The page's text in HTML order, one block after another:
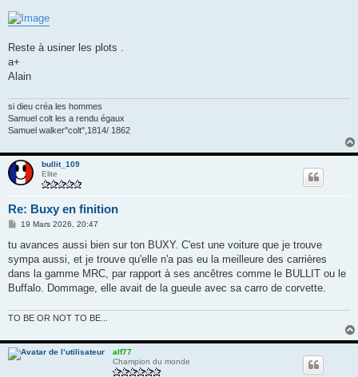
Reste à usiner les plots .
a+
Alain
si dieu créa les hommes
Samuel colt les a rendu égaux
Samuel walker"colt",1814/ 1862
bullit_109
Elite
Re: Buxy en finition
M
s
a
g
19 Mars 2026, 20:47
tu avances aussi bien sur ton BUXY. C'est une voiture que je trouve
sympa aussi, et je trouve qu'elle n'a pas eu la meilleure des carrières
dans la gamme MRC, par rapport à ses ancêtres comme le BULLIT ou le
Buffalo. Dommage, elle avait de la gueule avec sa carro de corvette.
TO BE OR NOT TO BE...
alf77
Champion du monde